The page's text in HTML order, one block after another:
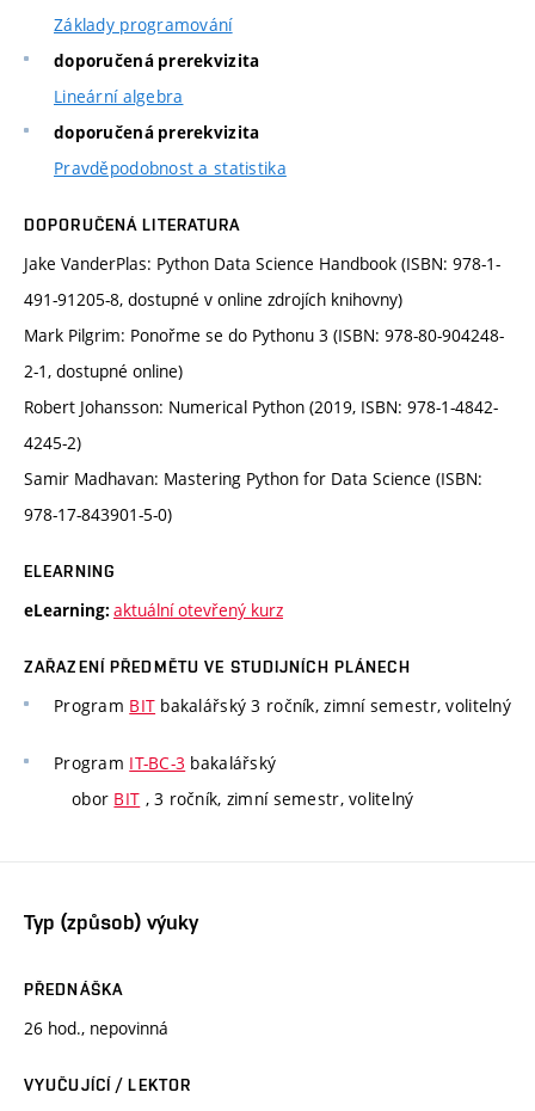
Základy programování
doporučená prerekvizita
Lineární algebra
doporučená prerekvizita
Pravděpodobnost a statistika
DOPORUČENÁ LITERATURA
Jake VanderPlas: Python Data Science Handbook (ISBN: 978-1-
491-91205-8, dostupné v online zdrojích knihovny)
Mark Pilgrim: Ponořme se do Pythonu 3 (ISBN: 978-80-904248-
2-1, dostupné online)
Robert Johansson: Numerical Python (2019, ISBN: 978-1-4842-
4245-2)
Samir Madhavan: Mastering Python for Data Science (ISBN:
978-17-843901-5-0)
ELEARNING
eLearning: aktuální otevřený kurz
ZAŘAZENÍ PŘEDMĚTU VE STUDIJNÍCH PLÁNECH
Program BIT bakalářský 3 ročník, zimní semestr, volitelný
Program IT-BC-3 bakalářský
obor BIT , 3 ročník, zimní semestr, volitelný
Typ (způsob) výuky
PŘEDNÁŠKA
26 hod., nepovinná
VYUČUJÍCÍ / LEKTOR